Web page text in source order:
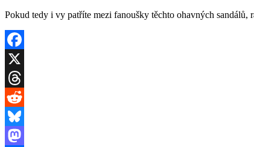
Pokud tedy i vy patříte mezi fanoušky těchto ohavných sandálů,
Facebook
X
Threads
Reddit
Bluesky